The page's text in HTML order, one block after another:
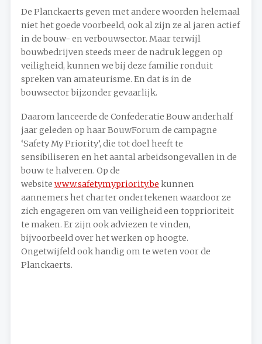
De Planckaerts geven met andere woorden helemaal
niet het goede voorbeeld, ook al zijn ze al jaren actief
in de bouw- en verbouwsector. Maar terwijl
bouwbedrijven steeds meer de nadruk leggen op
veiligheid, kunnen we bij deze familie ronduit
spreken van amateurisme. En dat is in de
bouwsector bijzonder gevaarlijk.
Daarom lanceerde de Confederatie Bouw anderhalf
jaar geleden op haar BouwForum de campagne
‘Safety My Priority’, die tot doel heeft te
sensibiliseren en het aantal arbeidsongevallen in de
bouw te halveren. Op de
website www.safetymypriority.be kunnen
aannemers het charter ondertekenen waardoor ze
zich engageren om van veiligheid een topprioriteit
te maken. Er zijn ook adviezen te vinden,
bijvoorbeeld over het werken op hoogte.
Ongetwijfeld ook handig om te weten voor de
Planckaerts.